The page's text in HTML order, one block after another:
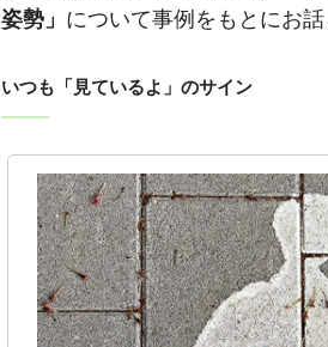
姿勢」 について事例をもとにお話
いつも「見ているよ」のサイン